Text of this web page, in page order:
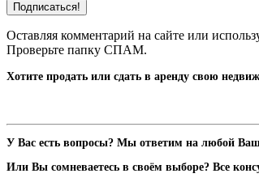
Оставляя комментарий на сайте или
Проверьте папку СПАМ.
Хотите продать или сдать в аренду свою
У Вас есть вопросы? Мы ответим на любой
Или Вы сомневаетесь в своём выборе? Все